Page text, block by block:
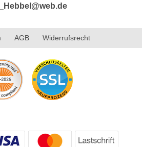
AGB Widerrufsrecht